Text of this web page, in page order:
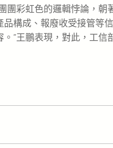
團彩虹色的邏輯悖論，
構成、報廢收受接管等
”王鵬表現，對此，工信